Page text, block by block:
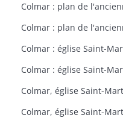
Colmar : église Saint-
Colmar : église Saint-
Colmar, église Saint-